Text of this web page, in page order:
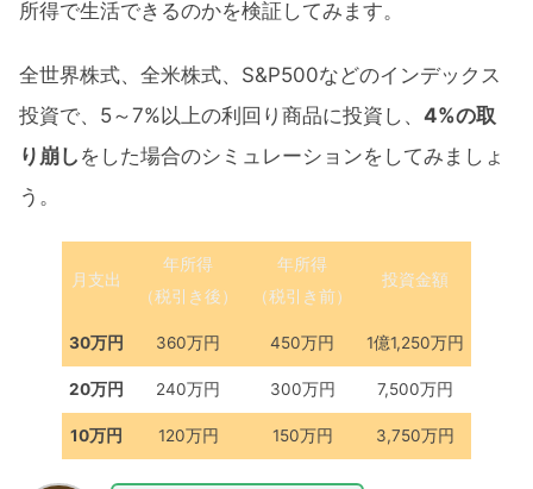
所得で生活できるのかを検証してみます。
全世界株式、全米株式、S&P500などのインデックス
投資で、5～7%以上の利回り商品に投資し、 4%の取
り崩し をした場合のシミュレーションをしてみましょ
う。
月支出
年所得
（税引き後）
年所得
（税引き前）
投資金額
30万円 360万円 450万円 1億1,250万円
20万円 240万円 300万円 7,500万円
10万円 120万円 150万円 3,750万円